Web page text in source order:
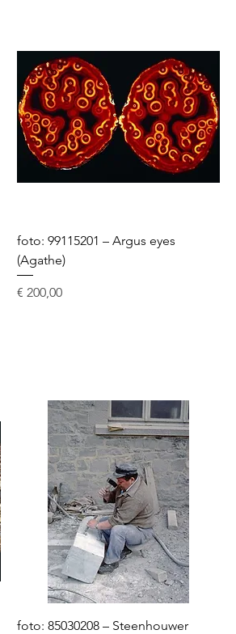
foto: 99115201 – Argus eyes
(Agathe)
Prijs
€ 200,00
foto: 85030208 – Steenhouwer